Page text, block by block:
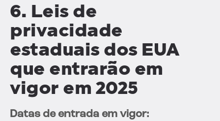
6. Leis de
privacidade
estaduais dos EUA
que entrarão em
vigor em 2025
Datas de entrada em vigor: